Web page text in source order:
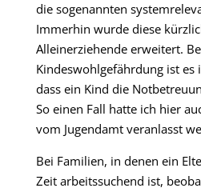
die sogenannten
Immerhin wurde diese
Alleinerziehende erweitert.
Kindeswohlgefährdung ist es
dass ein Kind die
So einen Fall hatte ich hier
vom Jugendamt veranlasst
Bei Familien, in denen ein
Zeit arbeitssuchend ist,